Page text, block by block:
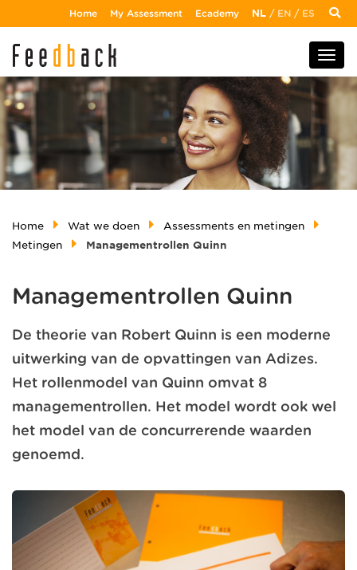
Home My Assessment Ecademy NL / EN / ES
Home Wat we doen
Assessments en metingen
Metingen
Managementrollen Quinn
Managementrollen Quinn
De theorie van Robert Quinn is een moderne
uitwerking van de opvattingen van Adizes.
Het rollenmodel van Quinn omvat 8
managementrollen. Het model wordt ook wel
het model van de concurrerende waarden
genoemd.